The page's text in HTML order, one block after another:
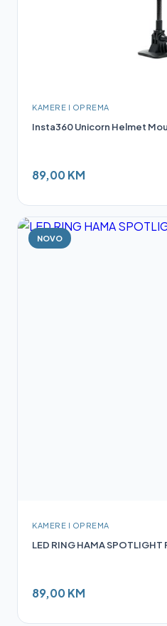
KAMERE I OPREMA
Insta360 Unicorn Helmet
89,00 KM
NOVO
KAMERE I OPREMA
LED RING HAMA SPOTLIGHT
89,00 KM